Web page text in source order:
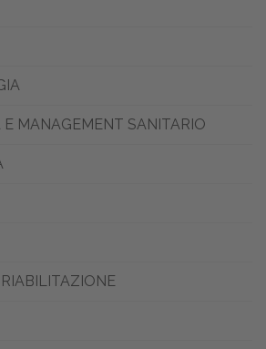
E MANAGEMENT SANITARIO